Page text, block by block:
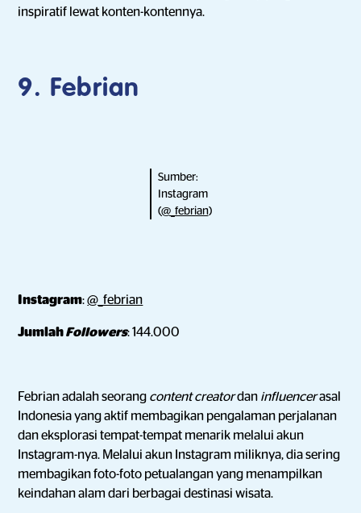
inspiratif lewat konten-kontennya.
9. Febrian
Sumber:
Instagram
(@_febrian)
Instagram:@_febrian
JumlahFollowers: 144.000
Febrian adalah seorang content creatordan influencerasal
Indonesia yang aktif membagikan pengalaman perjalanan
dan eksplorasi tempat-tempat menarik melalui akun
Instagram-nya. Melalui akun Instagram miliknya, dia sering
membagikan foto-foto petualangan yang menampilkan
keindahan alam dari berbagai destinasi wisata.